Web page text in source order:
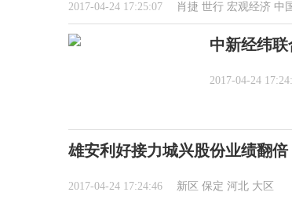
2017-04-24 17:25:07 肖捷 世行 宏观经济 中
中新经纬
2017-04-24
雄安利好接力城兴股份业绩翻
2017-04-24 17:24:46 新区 保定 河北 大区